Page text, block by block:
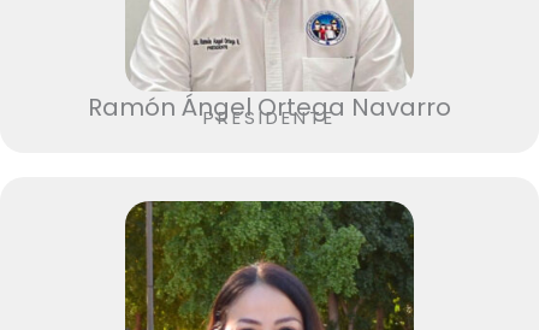
Ramón Ángel Ortega Navarro
PRESIDENTE